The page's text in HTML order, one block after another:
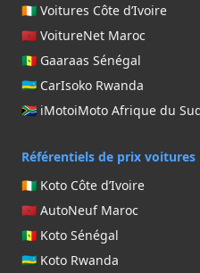
MITSUBISHI
TATA
TOYOTA
VOLKSWAGEN
ZX AUTO
🇨🇮 Voitures Côte d’Ivoire
🇲🇦 VoitureNet Maroc
🇸🇳 Gaaraas Sénégal
🇷🇼 CarIsoko Rwanda
🇿🇦 iMotoiMoto Afrique du
Référentiels de prix voitures
🇨🇮 Koto Côte d’Ivoire
🇲🇦 AutoNeuf Maroc
🇸🇳 Koto Sénégal
🇷🇼 Koto Rwanda